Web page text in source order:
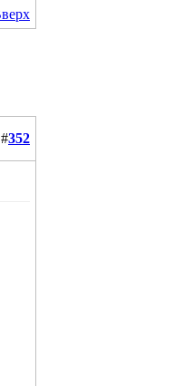
#352